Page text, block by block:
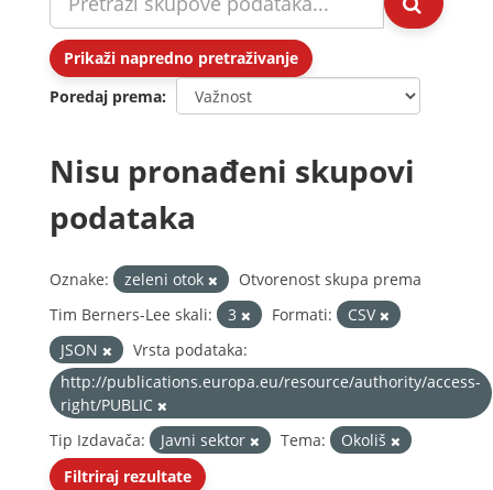
Prikaži napredno pretraživanje
Poredaj prema
Nisu pronađeni skupovi
podataka
Oznake: zeleni otok
Otvorenost skupa prema
Tim Berners-Lee skali:
3 Formati:
CSV
JSON
Vrsta podataka:
http://publications.europa.eu/resource/authority/access-
right/PUBLIC
Tip Izdavača:
Javni sektor Tema:
Okoliš
Filtriraj rezultate